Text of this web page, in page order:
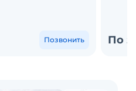
Позвонить По